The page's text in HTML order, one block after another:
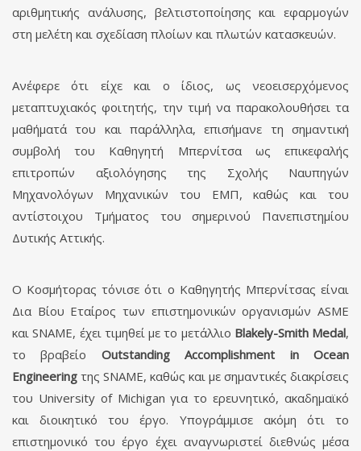
αριθμητικής ανάλυσης, βελτιστοποίησης και εφαρμογών
στη μελέτη και σχεδίαση πλοίων και πλωτών κατασκευών.
Ανέφερε ότι είχε και ο ίδιος, ως νεοεισερχόμενος
μεταπτυχιακός φοιτητής, την τιμή να παρακολουθήσει τα
μαθήματά του και παράλληλα, επισήμανε τη σημαντική
συμβολή του Καθηγητή Μπερνίτσα ως επικεφαλής
επιτροπών αξιολόγησης της Σχολής Ναυπηγών
Μηχανολόγων Μηχανικών του ΕΜΠ, καθώς και του
αντίστοιχου Τμήματος του σημερινού Πανεπιστημίου
Δυτικής Αττικής.
Ο Κοσμήτορας τόνισε ότι ο Καθηγητής Μπερνίτσας είναι
Δια Βίου Εταίρος των επιστημονικών οργανισμών ASME
και SNAME, έχει τιμηθεί με το μετάλλιο Blakely-Smith Medal,
το βραβείο Outstanding Accomplishment in Ocean
Engineering της SNAME, καθώς και με σημαντικές διακρίσεις
του University of Michigan για το ερευνητικό, ακαδημαϊκό
και διοικητικό του έργο. Υπογράμμισε ακόμη ότι το
επιστημονικό του έργο έχει αναγνωριστεί διεθνώς μέσα